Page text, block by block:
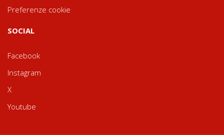
Preferenze cookie
SOCIAL
Facebook
Instagram
X
Youtube